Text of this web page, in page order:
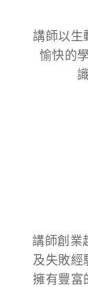
講師以生
愉快的
講師創業
及失敗經
擁有豐富